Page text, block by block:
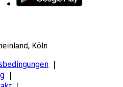
Köln